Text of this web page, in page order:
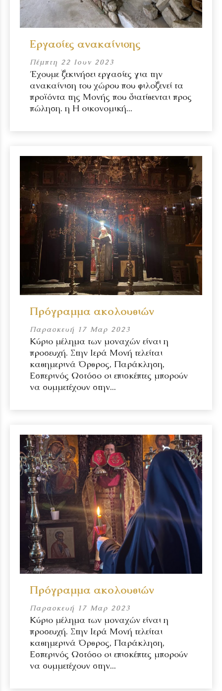
Εργασίες ανακαίνισης
Πέμπτη 22 Ιουν 2023
Έχουμε ξεκινήσει εργασίες για την
ανακαίνιση του χώρου που φιλοξενεί τα
προϊόντα της Μονής που διατίθενται προς
πώληση. η Η οικονομική...
Πρόγραμμα ακολουθιών
Παρασκευή 17 Μαρ 2023
Κύριο μέλημα των μοναχών είναι η
προσευχή. Στην Ιερά Μονή τελείται
καθημερινά Όρθρος, Παράκληση,
Εσπερινός Ωστόσο οι επισκέπτες μπορούν
να συμμετέχουν στην...
Πρόγραμμα ακολουθιών
Παρασκευή 17 Μαρ 2023
Κύριο μέλημα των μοναχών είναι η
προσευχή. Στην Ιερά Μονή τελείται
καθημερινά Όρθρος, Παράκληση,
Εσπερινός Ωστόσο οι επισκέπτες μπορούν
να συμμετέχουν στην...